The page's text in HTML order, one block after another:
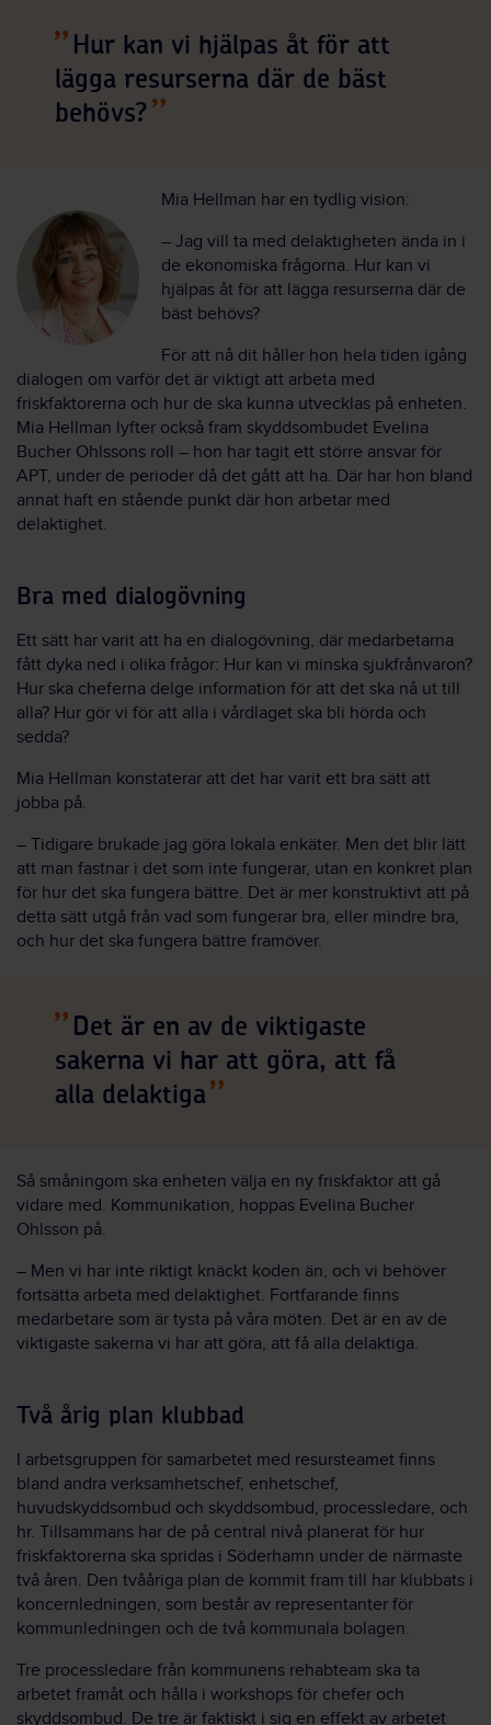
Hur kan vi hjälpas åt för att
lägga resurserna där de bäst
behövs?
Mia Hellman har en tydlig vision:
– Jag vill ta med delaktigheten ända in i
de ekonomiska frågorna. Hur kan vi
hjälpas åt för att lägga resurserna där de
bäst behövs?
För att nå dit håller hon hela tiden igång
dialogen om varför det är viktigt att arbeta med
friskfaktorerna och hur de ska kunna utvecklas på enheten.
Mia Hellman lyfter också fram skyddsombudet Evelina
Bucher Ohlssons roll – hon har tagit ett större ansvar för
APT, under de perioder då det gått att ha. Där har hon bland
annat haft en stående punkt där hon arbetar med
delaktighet.
Bra med dialogövning
Ett sätt har varit att ha en dialogövning, där medarbetarna
fått dyka ned i olika frågor: Hur kan vi minska sjukfrånvaron?
Hur ska cheferna delge information för att det ska nå ut till
alla? Hur gör vi för att alla i vårdlaget ska bli hörda och
sedda?
Mia Hellman konstaterar att det har varit ett bra sätt att
jobba på.
– Tidigare brukade jag göra lokala enkäter. Men det blir lätt
att man fastnar i det som inte fungerar, utan en konkret plan
för hur det ska fungera bättre. Det är mer konstruktivt att på
detta sätt utgå från vad som fungerar bra, eller mindre bra,
och hur det ska fungera bättre framöver.
Det är en av de viktigaste
sakerna vi har att göra, att få
alla delaktiga
Så småningom ska enheten välja en ny friskfaktor att gå
vidare med. Kommunikation, hoppas Evelina Bucher
Ohlsson på.
– Men vi har inte riktigt knäckt koden än, och vi behöver
fortsätta arbeta med delaktighet. Fortfarande finns
medarbetare som är tysta på våra möten. Det är en av de
viktigaste sakerna vi har att göra, att få alla delaktiga.
Två årig plan klubbad
I arbetsgruppen för samarbetet med resursteamet finns
bland andra verksamhetschef, enhetschef,
huvudskyddsombud och skyddsombud, processledare, och
hr. Tillsammans har de på central nivå planerat för hur
friskfaktorerna ska spridas i Söderhamn under de närmaste
två åren. Den tvååriga plan de kommit fram till har klubbats i
koncernledningen, som består av representanter för
kommunledningen och de två kommunala bolagen.
Tre processledare från kommunens rehabteam ska ta
arbetet framåt och hålla i workshops för chefer och
skyddsombud. De tre är faktiskt i sig en effekt av arbetet